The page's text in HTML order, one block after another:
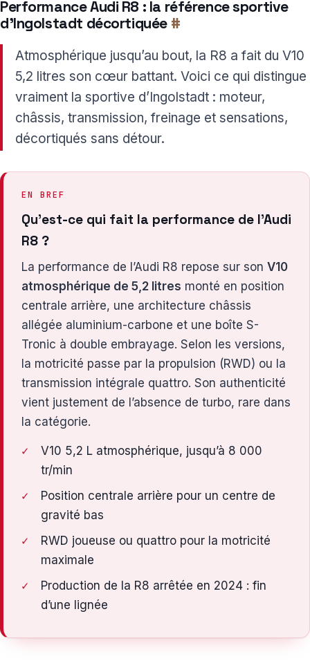
Performance Audi R8 : la référence sportive
d’Ingolstadt décortiquée #
Atmosphérique jusqu’au bout, la R8 a fait du V10
5,2 litres son cœur battant. Voici ce qui distingue
vraiment la sportive d’Ingolstadt : moteur,
châssis, transmission, freinage et sensations,
décortiqués sans détour.
EN BREF
Qu’est-ce qui fait la performance de l’Audi
R8 ?
La performance de l’Audi R8 repose sur son V10
atmosphérique de 5,2 litres monté en position
centrale arrière, une architecture châssis
allégée aluminium-carbone et une boîte S-
Tronic à double embrayage. Selon les versions,
la motricité passe par la propulsion (RWD) ou la
transmission intégrale quattro. Son authenticité
vient justement de l’absence de turbo, rare dans
la catégorie.
V10 5,2 L atmosphérique, jusqu’à 8 000
tr/min
Position centrale arrière pour un centre de
gravité bas
RWD joueuse ou quattro pour la motricité
maximale
Production de la R8 arrêtée en 2024 : fin
d’une lignée